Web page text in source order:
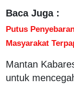
Baca Juga :
Putus
Masyarakat
Mantan
untuk